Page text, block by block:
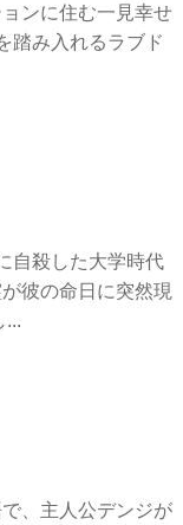
ンに住む一見幸せ
踏み入れるラブド
自殺した大学時代
彼の命日に突然現
...
、主人公デンジが